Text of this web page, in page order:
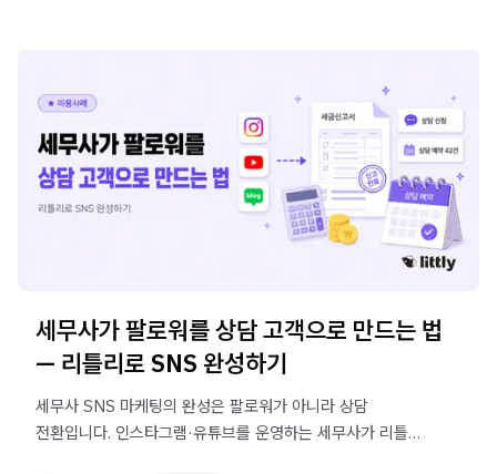
세무사가 팔로워를 상담 고객으로 만드는 법
— 리틀리로 SNS 완성하기
세무사 SNS 마케팅의 완성은 팔로워가 아니라 상담
전환입니다. 인스타그램·유튜브를 운영하는 세무사가 리틀리